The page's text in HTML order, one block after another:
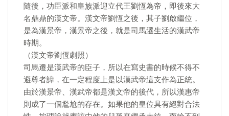
隨後，功臣派和皇族派迎立代王劉恆為帝，即後來大
名鼎鼎的漢文帝。漢文帝劉恆之後，其子劉啟繼位，
是為漢景帝，漢景帝之後，就是司馬遷生活的漢武帝
時期。
（漢文帝劉恆劇照）
司馬遷是漢武帝的臣子，所以在寫史書的時候不得不
避尊者諱，在一定程度上是以漢武帝這支作為正統。
由於漢景帝、漢武帝都是漢文帝的後代，所以漢惠帝
則成了一個尷尬的存在。如果他的皇位具有絕對合法